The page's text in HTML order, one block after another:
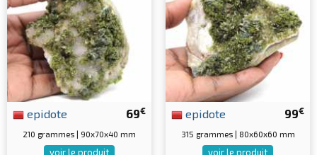
69€
epidote
210 grammes | 90x70x40 mm
voir le produit
99€
epidote
315 grammes | 80x60x60 mm
voir le produit